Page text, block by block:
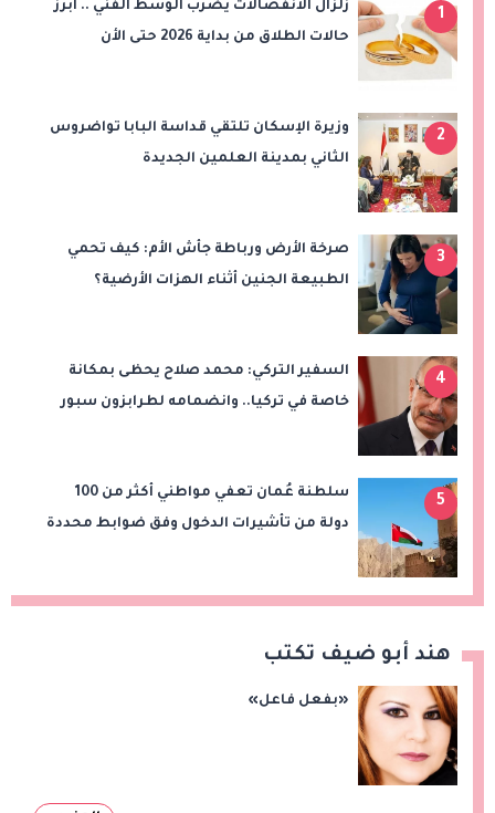
1
زلزال الانفصالات يضرب الوسط الفني .. ابرز
حالات الطلاق من بداية 2026 حتى الأن
2
وزيرة الإسكان تلتقي قداسة البابا تواضروس
الثاني بمدينة العلمين الجديدة
3
صرخة الأرض ورباطة جأش الأم: كيف تحمي
الطبيعة الجنين أثناء الهزات الأرضية؟
4
السفير التركي: محمد صلاح يحظى بمكانة
خاصة في تركيا.. وانضمامه لطرابزون سبور
5
سلطنة عُمان تعفي مواطني أكثر من 100
دولة من تأشيرات الدخول وفق ضوابط محددة
هند أبو ضيف تكتب
«بفعل فاعل»